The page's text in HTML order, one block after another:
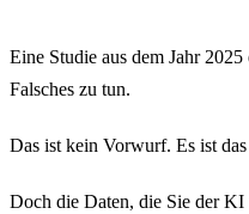
Eine Studie aus dem Jahr 2025
Falsches zu tun.
Das ist kein Vorwurf. Es ist
Doch die Daten, die Sie der KI